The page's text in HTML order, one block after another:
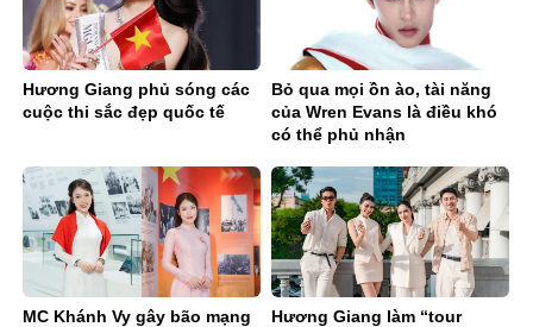
Hương Giang phủ sóng các
cuộc thi sắc đẹp quốc tế
Bỏ qua mọi ồn ào, tài năng
của Wren Evans là điều khó
có thể phủ nhận
MC Khánh Vy gây bão mạng
Hương Giang làm “tour